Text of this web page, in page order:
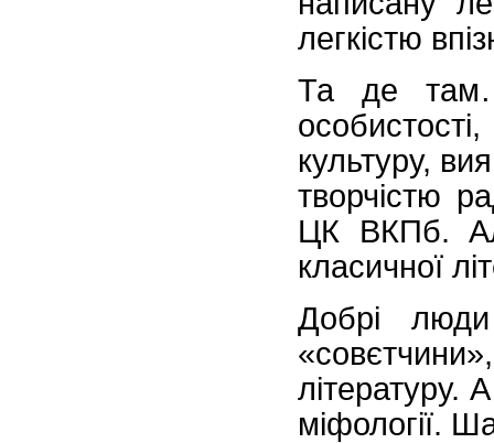
легкістю
Та де там…
культуру,
творчістю
ЦК ВКПб.
класичної
Добрі люди
літературу.
міфології.